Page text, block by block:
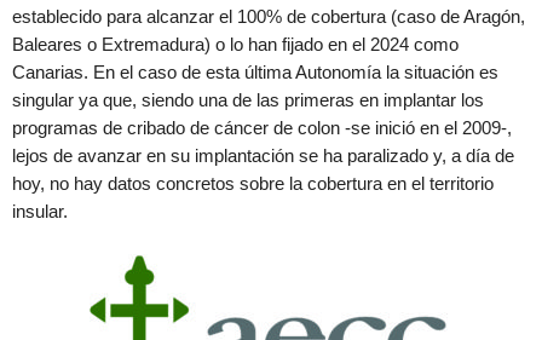
establecido para alcanzar el 100% de cobertura (caso de Aragón,
Baleares o Extremadura) o lo han fijado en el 2024 como
Canarias. En el caso de esta última Autonomía la situación es
singular ya que, siendo una de las primeras en implantar los
programas de cribado de cáncer de colon -se inició en el 2009-,
lejos de avanzar en su implantación se ha paralizado y, a día de
hoy, no hay datos concretos sobre la cobertura en el territorio
insular.